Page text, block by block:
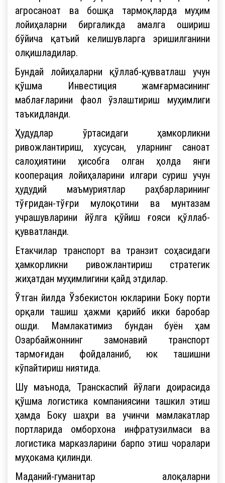
агросаноат ва бошқа тармоқларда муҳим
лойиҳаларни биргаликда амалга ошириш
бўйича қатъий келишувларга эришилганини
олқишладилар.
Бундай лойиҳаларни қўллаб-қувватлаш учун
қўшма Инвестиция жамғармасининг
маблағларини фаол ўзлаштириш муҳимлиги
таъкидланди.
Ҳудудлар ўртасидаги ҳамкорликни
ривожлантириш, хусусан, уларнинг саноат
салоҳиятини ҳисобга олган ҳолда янги
кооперация лойиҳаларини илгари суриш учун
ҳудудий маъмуриятлар раҳбарларининг
тўғридан-тўғри мулоқотини ва мунтазам
учрашувларини йўлга қўйиш ғояси қўллаб-
қувватланди.
Етакчилар транспорт ва транзит соҳасидаги
ҳамкорликни ривожлантириш стратегик
жиҳатдан муҳимлигини қайд этдилар.
Ўтган йилда Ўзбекистон юкларини Боку порти
орқали ташиш ҳажми қарийб икки баробар
ошди. Мамлакатимиз бундан буён ҳам
Озарбайжоннинг замонавий транспорт
тармоғидан фойдаланиб, юк ташишни
кўпайтириш ниятида.
Шу маънода, Транскаспий йўлаги доирасида
қўшма логистика компаниясини ташкил этиш
ҳамда Боку шаҳри ва учинчи мамлакатлар
портларида омборхона инфратузилмаси ва
логистика марказларини барпо этиш чоралари
муҳокама қилинди.
Маданий-гуманитар алоқаларни